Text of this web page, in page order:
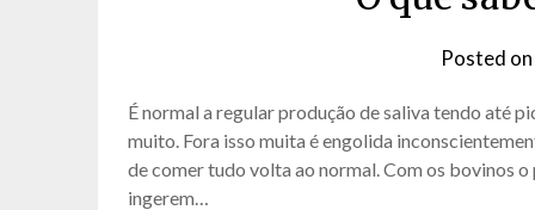
Posted on
É normal a regular produção de saliva tendo até
muito. Fora isso muita é engolida
de comer tudo volta ao normal. Com os bovinos
ingerem…